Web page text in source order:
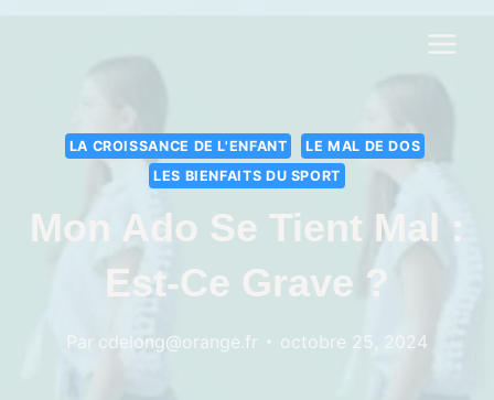
LA CROISSANCE DE L'ENFANT
LE MAL DE DOS
LES BIENFAITS DU SPORT
Mon Ado Se Tient Mal :
Est-Ce Grave ?
Par cdelong@orange.fr octobre 25, 2024